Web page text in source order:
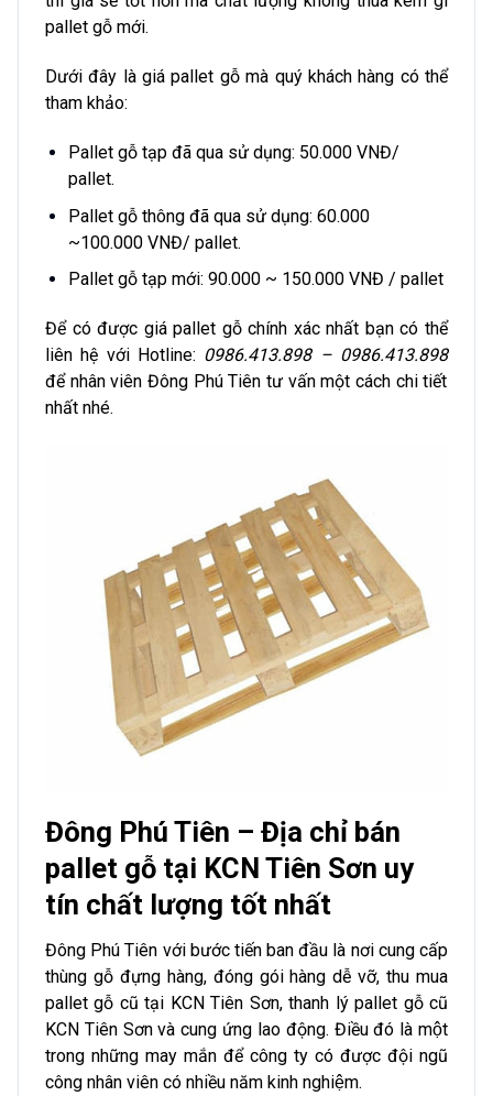
pallet gỗ mới.
Dưới đây là giá pallet gỗ mà quý khách hàng có thể
tham khảo:
Pallet gỗ tạp đã qua sử dụng: 50.000 VNĐ/
pallet.
Pallet gỗ thông đã qua sử dụng: 60.000
~100.000 VNĐ/ pallet.
Pallet gỗ tạp mới: 90.000 ~ 150.000 VNĐ / pallet
Để có được giá pallet gỗ chính xác nhất bạn có thể
liên hệ với Hotline: 0986.413.898 – 0986.413.898
để nhân viên Đông Phú Tiên tư vấn một cách chi tiết
nhất nhé.
Đông Phú Tiên – Địa chỉ bán
pallet gỗ tại KCN Tiên Sơn uy
tín chất lượng tốt nhất
Đông Phú Tiên với bước tiến ban đầu là nơi cung cấp
thùng gỗ đựng hàng, đóng gói hàng dễ vỡ, thu mua
pallet gỗ cũ tại KCN Tiên Sơn, thanh lý pallet gỗ cũ
KCN Tiên Sơn và cung ứng lao động. Điều đó là một
trong những may mắn để công ty có được đội ngũ
công nhân viên có nhiều năm kinh nghiệm.